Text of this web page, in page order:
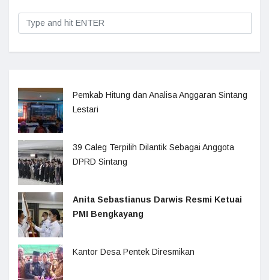
Pemkab Hitung dan Analisa Anggaran Sintang
Lestari
39 Caleg Terpilih Dilantik Sebagai Anggota
DPRD Sintang
Anita Sebastianus Darwis Resmi Ketuai
PMI Bengkayang
Kantor Desa Pentek Diresmikan